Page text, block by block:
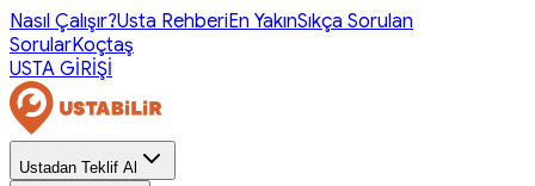
Nasıl Çalışır?Usta RehberiEn YakınSıkça Sorulan
SorularKoçtaş
USTA GİRİŞİ
Ustadan Teklif Al